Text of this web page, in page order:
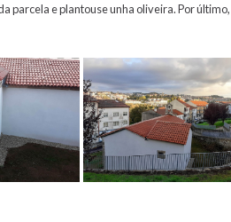
parcela e plantouse unha oliveira. Por